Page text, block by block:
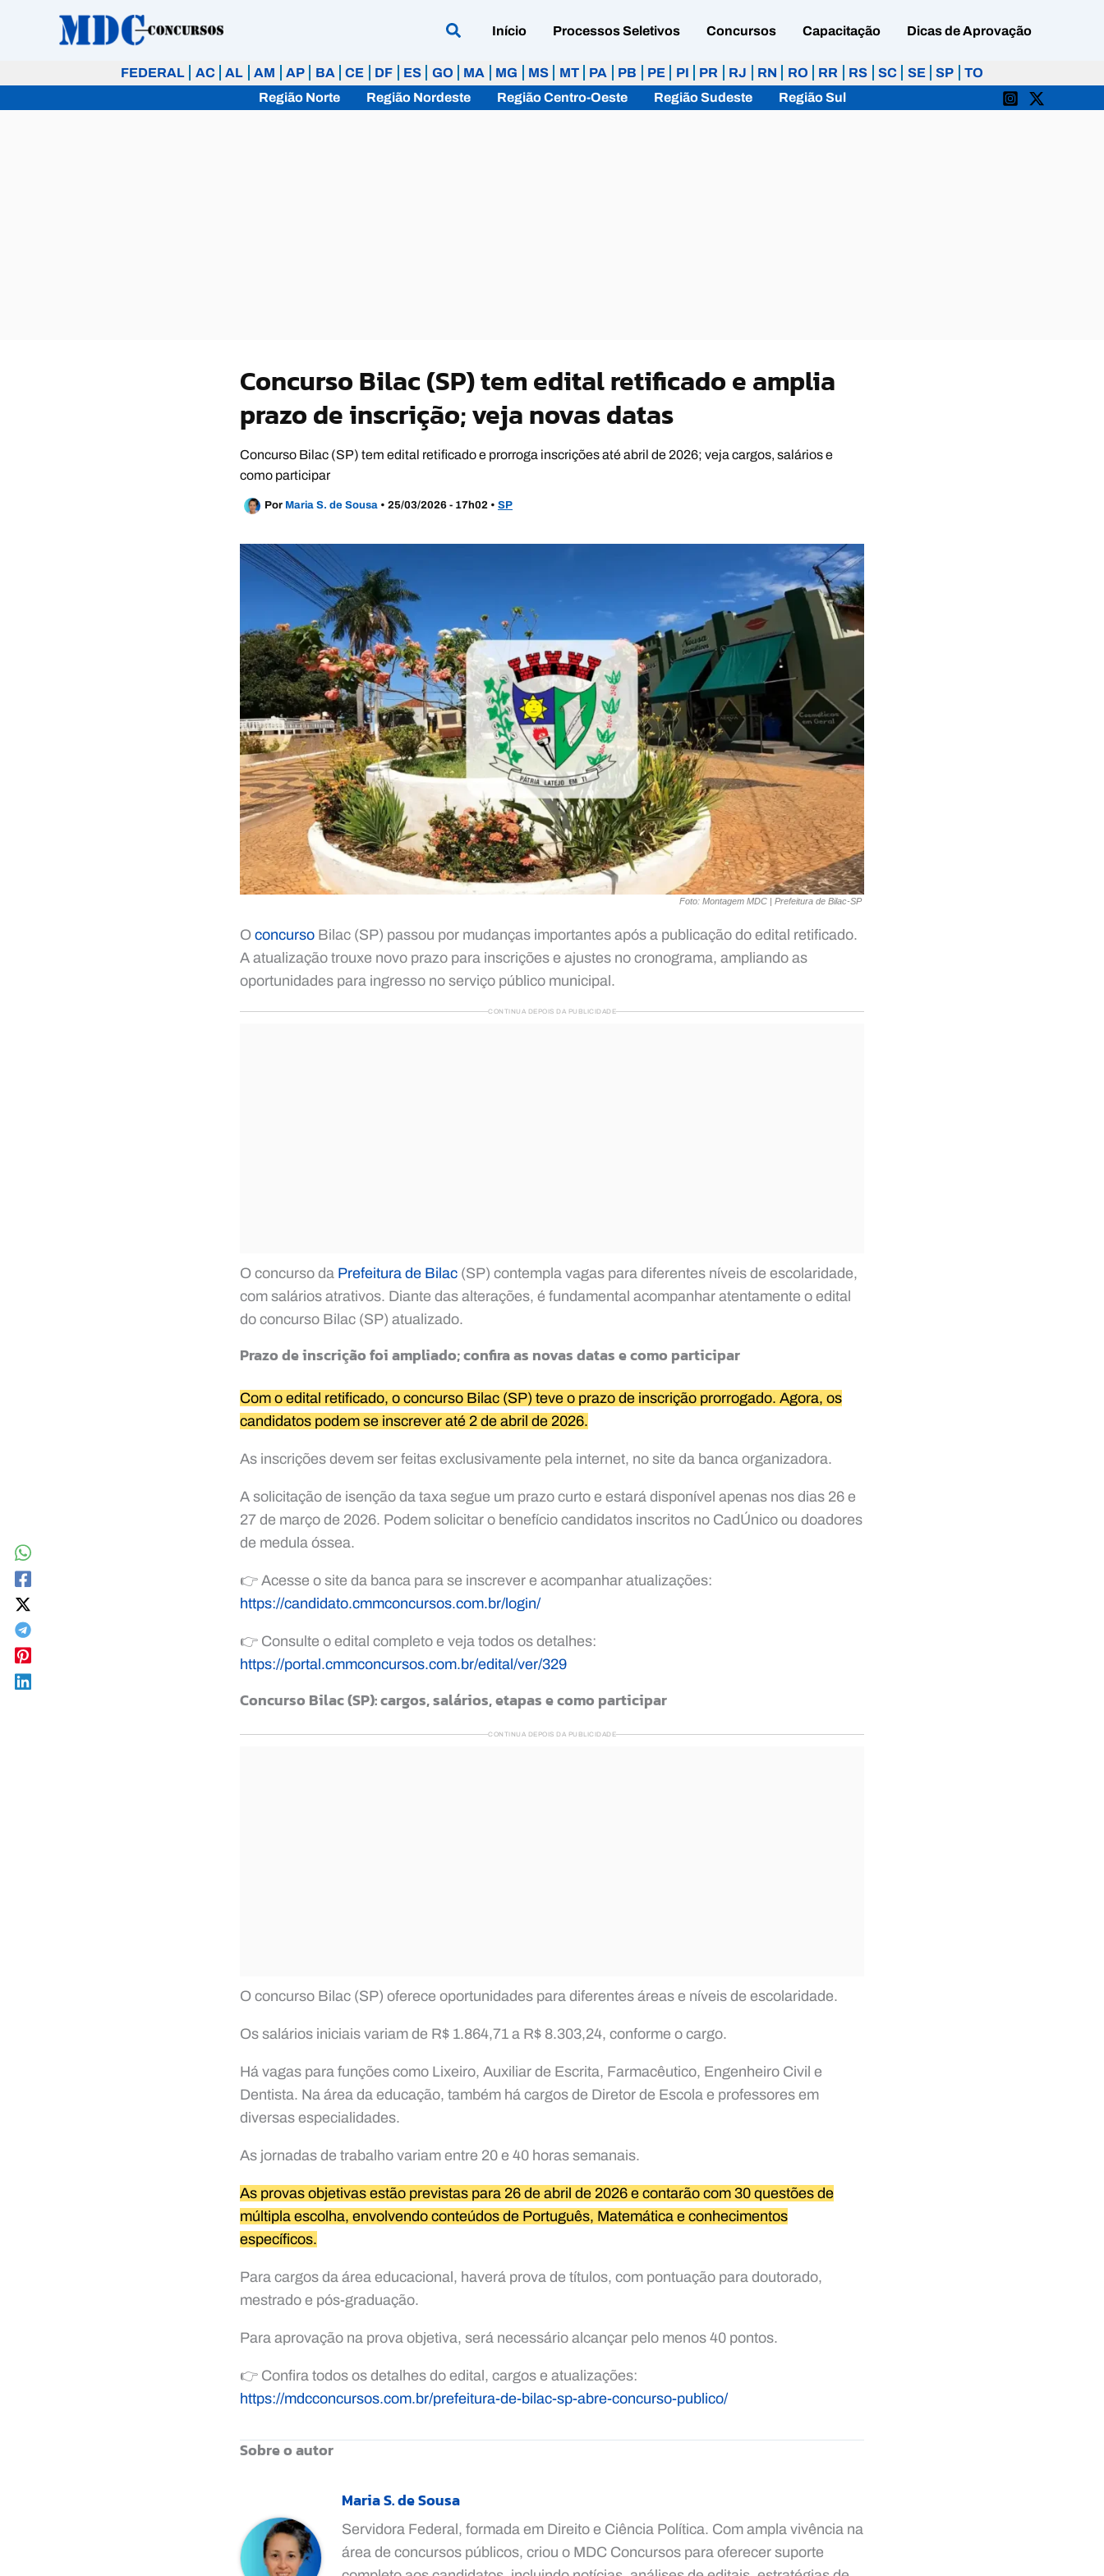
Início Processos Seletivos Concursos Capacitação Dicas de Aprovação
FEDERAL AC AL AM AP BA CE DF ES GO MA MG MS MT PA PB PE PI PR RJ RN RO RR RS SC SE SP
TO
Região Norte
Região Nordeste Região Centro-Oeste Região Sudeste Região Sul
Concurso Bilac (SP) tem edital retificado e amplia
prazo de inscrição; veja novas datas
Concurso Bilac (SP) tem edital retificado e prorroga inscrições até abril de 2026; veja cargos, salários e
como participar
Por Maria S. de Sousa • 25/03/2026 - 17h02 • SP
Foto: Montagem MDC | Prefeitura de Bilac-SP
O concurso Bilac (SP) passou por mudanças importantes após a publicação do edital retificado.
A atualização trouxe novo prazo para inscrições e ajustes no cronograma, ampliando as
oportunidades para ingresso no serviço público municipal.
CONTINUA DEPOIS DA PUBLICIDADE
O concurso da Prefeitura de Bilac (SP) contempla vagas para diferentes níveis de escolaridade,
com salários atrativos. Diante das alterações, é fundamental acompanhar atentamente o edital
do concurso Bilac (SP) atualizado.
Prazo de inscrição foi ampliado; confira as novas datas e como participar
Com o edital retificado, o concurso Bilac (SP) teve o prazo de inscrição prorrogado. Agora, os
candidatos podem se inscrever até 2 de abril de 2026.
As inscrições devem ser feitas exclusivamente pela internet, no site da banca organizadora.
A solicitação de isenção da taxa segue um prazo curto e estará disponível apenas nos dias 26 e
27 de março de 2026. Podem solicitar o benefício candidatos inscritos no CadÚnico ou doadores
de medula óssea.
👉 Acesse o site da banca para se inscrever e acompanhar atualizações:
https://candidato.cmmconcursos.com.br/login/
👉 Consulte o edital completo e veja todos os detalhes:
https://portal.cmmconcursos.com.br/edital/ver/329
Concurso Bilac (SP): cargos, salários, etapas e como participar
CONTINUA DEPOIS DA PUBLICIDADE
O concurso Bilac (SP) oferece oportunidades para diferentes áreas e níveis de escolaridade.
Os salários iniciais variam de R$ 1.864,71 a R$ 8.303,24, conforme o cargo.
Há vagas para funções como Lixeiro, Auxiliar de Escrita, Farmacêutico, Engenheiro Civil e
Dentista. Na área da educação, também há cargos de Diretor de Escola e professores em
diversas especialidades.
As jornadas de trabalho variam entre 20 e 40 horas semanais.
As provas objetivas estão previstas para 26 de abril de 2026 e contarão com 30 questões de
múltipla escolha, envolvendo conteúdos de Português, Matemática e conhecimentos
específicos.
Para cargos da área educacional, haverá prova de títulos, com pontuação para doutorado,
mestrado e pós-graduação.
Para aprovação na prova objetiva, será necessário alcançar pelo menos 40 pontos.
👉 Confira todos os detalhes do edital, cargos e atualizações:
https://mdcconcursos.com.br/prefeitura-de-bilac-sp-abre-concurso-publico/
Sobre o autor
Maria S. de Sousa
Servidora Federal, formada em Direito e Ciência Política. Com ampla vivência na
área de concursos públicos, criou o MDC Concursos para oferecer suporte